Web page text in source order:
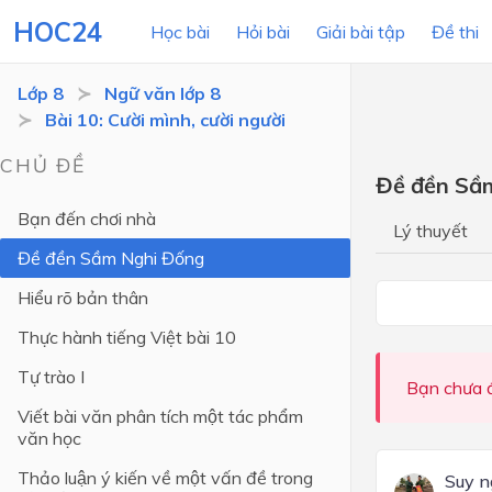
HOC24 Học bài Hỏi bài Giải bài tập Đề thi
Lớp 12
Lớp 11
Lớp 10
Lớp 9
Lớp 7
Lớp 8
Ngữ văn lớp 8
Bài 10: Cười mình, cười người
CHỦ ĐỀ
Bạn đến chơi nhà
Đề đền Sầm Nghi Đống
Hiểu rõ bản thân
Thực hành tiếng Việt bài 10
Tự trào I
Viết bài văn phân tích một tác phẩm
văn học
Thảo luận ý kiến về một vấn đề trong
Đề đền
Lý thuyết
Bạn chưa
Suy